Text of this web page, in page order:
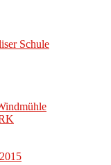
Schule